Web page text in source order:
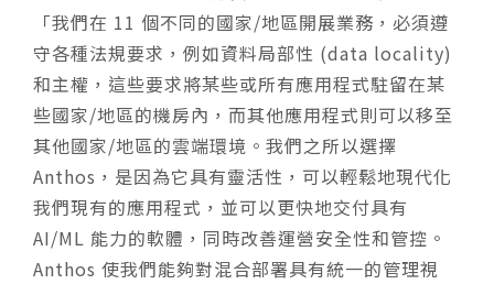
「我們在 11 個不同的國家/地區開展業務，必須遵
守各種法規要求，例如資料局部性 (data locality)
和主權，這些要求將某些或所有應用程式駐留在某
些國家/地區的機房內，而其他應用程式則可以移至
其他國家/地區的雲端環境。我們之所以選擇
Anthos，是因為它具有靈活性，可以輕鬆地現代化
我們現有的應用程式，並可以更快地交付具有
AI/ML 能力的軟體，同時改善運營安全性和管控。
Anthos 使我們能夠對混合部署具有統一的管理視